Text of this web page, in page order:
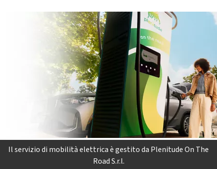
Il servizio di mobilità elettrica è gestito da Plenitude On The
Road S.r.l.